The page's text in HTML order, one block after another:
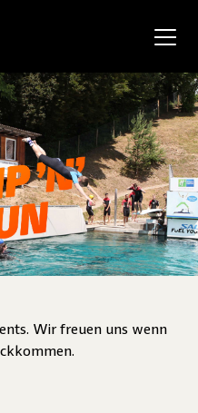
Wir freuen uns wenn